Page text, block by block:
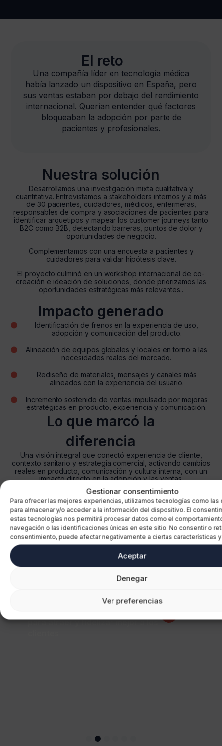
Gestionar consentimiento
Para ofrecer las mejores experiencias, utilizamos tecnologías como las
para almacenar y/o acceder a la información del dispositivo. El
estas tecnologías nos permitirá procesar datos como el
navegación o las identificaciones únicas en este sitio. No consentir o
consentimiento, puede afectar negativamente a ciertas características
Aceptar
Denegar
Ver preferencias
El reto
Una compañía líder en tecnología médica
había lanzado un dispositivo en España, pero
sus ventas estaban por debajo del rendimiento
internacional. Querían entender qué factores
bloqueaban la adopción por parte de
pacientes y profesionales.
Nuestra solución
Desarrollamos una investigación mixta cualitativa y
cuantitativa. Entrevistamos a stakeholders internos y a más
de 30 pacientes, cuidadores, médicos, enfermeras,
responsables de compra y asociaciones de pacientes para
identificar arquetipos y mapear los customer journeys tanto
B2C como B2B, detectando barreras, puntos de dolor y
oportunidades de negocio.
Complementamos con una encuesta a pacientes y
cuidadores para validar hipótesis clave.
El proyecto culminó en un workshop internacional de co-
creación e ideación de soluciones, donde priorizamos las
oportunidades estratégicas más relevantes..
Impacto generado
Identificación de frenos en la experiencia de uso,
adopción y comunicación del producto.
Alineación de equipos globales y locales en torno a las
necesidades reales del mercado.
Rediseño de materiales, mensajes y canales más
alineados con la experiencia del usuario.
Incremento sostenido de ventas impulsado por mejoras
estratégicas en producto, experiencia y comunicación.
Lo que marcó la
diferencia
Una visión integral que conectó experiencia de cliente,
contexto sanitario y estrategia comercial, activando cambios
reales en producto, comunicación y cultura interna, con un
impacto directo en la adopción y las ventas.
Casos de éxito
relacionados
para atraer y fidelizar mejor a los